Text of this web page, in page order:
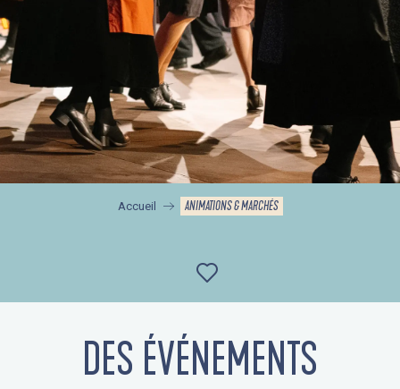
Accueil ANIMATIONS & MARCHÉS
Ajouter aux
DES ÉVÉNEMENTS